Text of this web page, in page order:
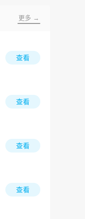
更多 →
查看
查看
查看
查看